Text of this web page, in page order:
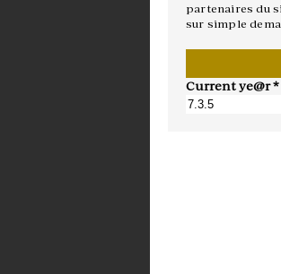
partenaires du
sur simple
Current ye@r*